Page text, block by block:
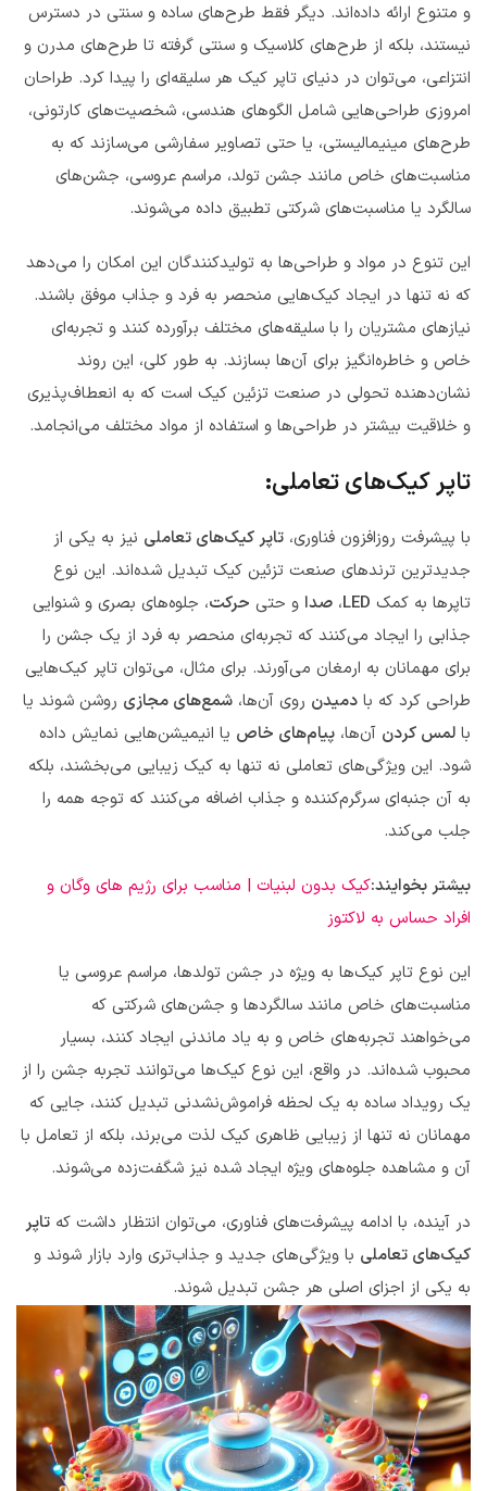
و متنوع ارائه داده‌اند. دیگر فقط طرح‌های ساده و سنتی در دسترس
نیستند، بلکه از طرح‌های کلاسیک و سنتی گرفته تا طرح‌های مدرن و
انتزاعی، می‌توان در دنیای تاپر کیک هر سلیقه‌ای را پیدا کرد. طراحان
امروزی طراحی‌هایی شامل الگوهای هندسی، شخصیت‌های کارتونی،
طرح‌های مینیمالیستی، یا حتی تصاویر سفارشی می‌سازند که به
مناسبت‌های خاص مانند جشن تولد، مراسم عروسی، جشن‌های
سالگرد یا مناسبت‌های شرکتی تطبیق داده می‌شوند.
این تنوع در مواد و طراحی‌ها به تولیدکنندگان این امکان را می‌دهد
که نه تنها در ایجاد کیک‌هایی منحصر به فرد و جذاب موفق باشند.
نیازهای مشتریان را با سلیقه‌های مختلف برآورده کنند و تجربه‌ای
خاص و خاطره‌انگیز برای آن‌ها بسازند. به طور کلی، این روند
نشان‌دهنده تحولی در صنعت تزئین کیک است که به انعطاف‌پذیری
و خلاقیت بیشتر در طراحی‌ها و استفاده از مواد مختلف می‌انجامد.
تاپر کیک‌های تعاملی:
با پیشرفت روزافزون فناوری، تاپر کیک‌های تعاملی نیز به یکی از
جدیدترین ترندهای صنعت تزئین کیک تبدیل شده‌اند. این نوع
تاپرها به کمک LED، صدا و حتی حرکت، جلوه‌های بصری و شنوایی
جذابی را ایجاد می‌کنند که تجربه‌ای منحصر به فرد از یک جشن را
برای مهمانان به ارمغان می‌آورند. برای مثال، می‌توان تاپر کیک‌هایی
طراحی کرد که با دمیدن روی آن‌ها، شمع‌های مجازی روشن شوند یا
با لمس کردن آن‌ها، پیام‌های خاص یا انیمیشن‌هایی نمایش داده
شود. این ویژگی‌های تعاملی نه تنها به کیک زیبایی می‌بخشند، بلکه
به آن جنبه‌ای سرگرم‌کننده و جذاب اضافه می‌کنند که توجه همه را
جلب می‌کند.
بیشتر بخوایند:کیک بدون لبنیات | مناسب برای رژیم های وگان و
افراد حساس به لاکتوز
این نوع تاپر کیک‌ها به ویژه در جشن تولدها، مراسم عروسی یا
مناسبت‌های خاص مانند سالگردها و جشن‌های شرکتی که
می‌خواهند تجربه‌های خاص و به یاد ماندنی ایجاد کنند، بسیار
محبوب شده‌اند. در واقع، این نوع کیک‌ها می‌توانند تجربه جشن را از
یک رویداد ساده به یک لحظه فراموش‌نشدنی تبدیل کنند، جایی که
مهمانان نه تنها از زیبایی ظاهری کیک لذت می‌برند، بلکه از تعامل با
آن و مشاهده جلوه‌های ویژه ایجاد شده نیز شگفت‌زده می‌شوند.
در آینده، با ادامه پیشرفت‌های فناوری، می‌توان انتظار داشت که تاپر
کیک‌های تعاملی با ویژگی‌های جدید و جذاب‌تری وارد بازار شوند و
به یکی از اجزای اصلی هر جشن تبدیل شوند.